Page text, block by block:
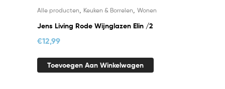
Alle producten Keuken & Borrelen Wonen
Jens Living Rode Wijnglazen Elin /2
€12,99
Toevoegen Aan Winkelwagen